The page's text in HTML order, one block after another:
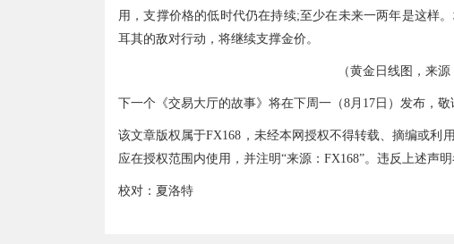
用，支撑价格的低时代仍在持续;至少在未来一两年是这样
耳其的敌对行动，将继续支撑金价。
（黄金日线图，来源
下一个《交易大厅的故事》将在下周一（8月17日）发布，敬
该文章版权属于FX168，未经本网授权不得转载、摘编或利
应在授权范围内使用，并注明“来源：FX168”。违反上述声
校对：夏洛特